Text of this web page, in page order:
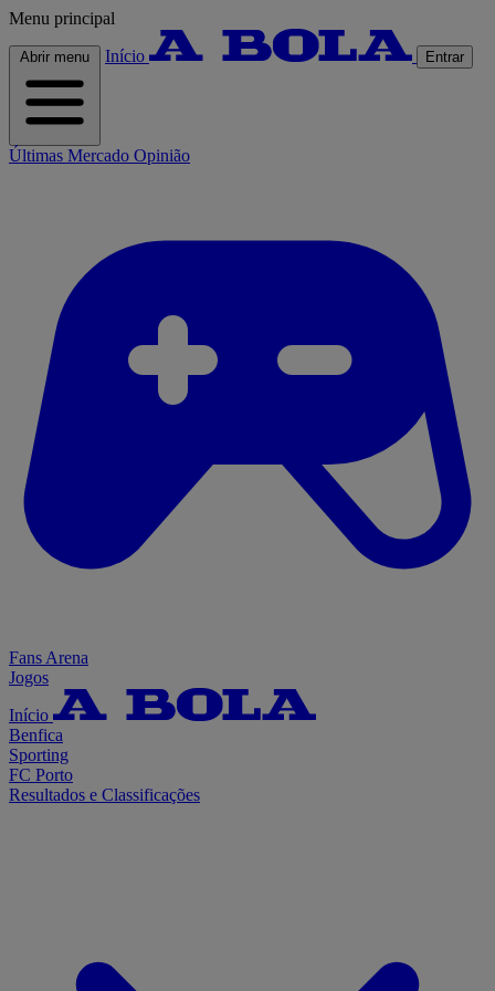
Menu principal
Abrir menu Início Entrar
Últimas Mercado Opinião
Fans Arena
Jogos
Início
Benfica
Sporting
FC Porto
Resultados e Classificações